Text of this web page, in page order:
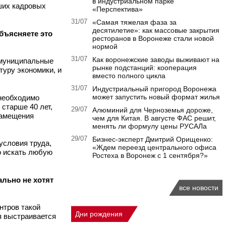
кадровых
это
экономики, и
40 лет,
труда,
искать любую
не хотят
такой
«Перспектива»
31/07
«Самая тяжелая фаза за
десятилетие»: как массовые закрытия
ресторанов в Воронеже стали новой
нормой
31/07
Как воронежские заводы выживают на
рынке подстанций: кооперация
вместо полного цикла
31/07
Индустриальный пригород Воронежа
может запустить новый формат жилья
29/07
Алюминий для Черноземья дороже,
чем для Китая. В августе ФАС решит,
менять ли формулу цены РУСАЛа
29/07
Бизнес-эксперт Дмитрий Орищенко:
«Ждем переезд центрального офиса
Ростеха в Воронеж с 1 сентября?»
все новости
Дни рождения